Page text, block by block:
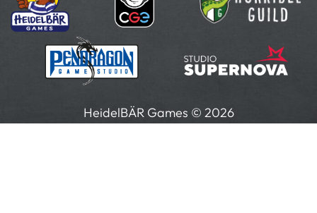
HeidelBÄR Games © 2026